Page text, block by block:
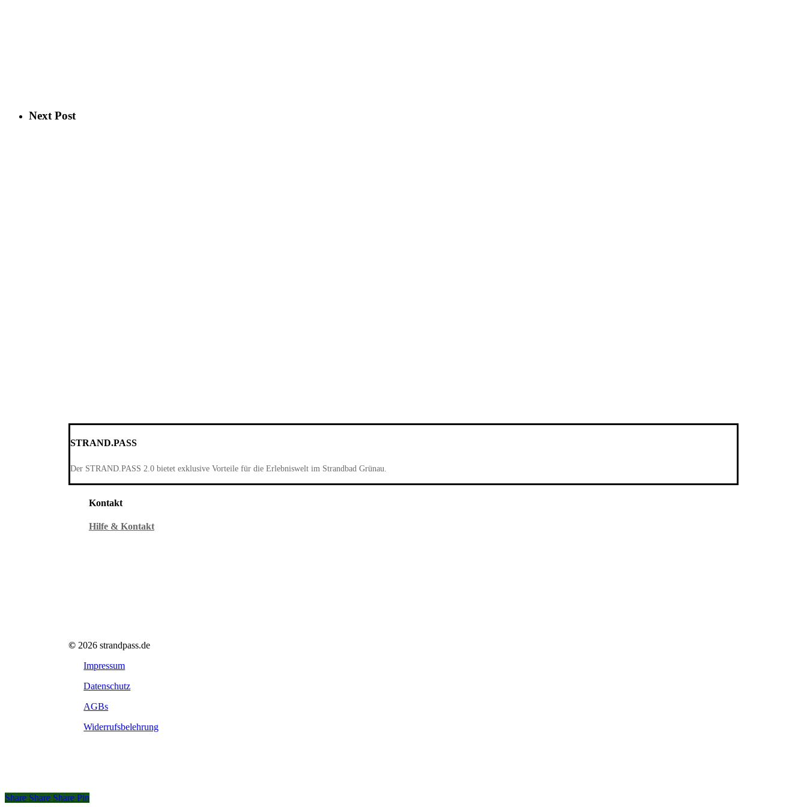
Next Post
STRAND.PASS
Der STRAND.PASS 2.0 bietet exklusive Vorteile für die Erlebniswelt im Strandbad Grünau.
Kontakt
Hilfe & Kontakt
© 2026 strandpass.de
Impressum
Datenschutz
AGBs
Widerrufsbelehrung
Share
Share Share Share Pin